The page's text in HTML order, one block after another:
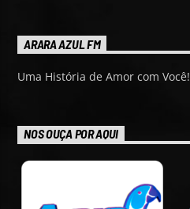
ARARA AZUL FM
Uma História de Amor com Você!
NOS OUÇA POR AQUI